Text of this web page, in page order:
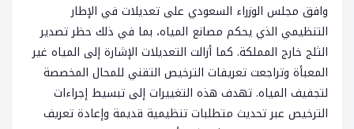
وافق مجلس الوزراء السعودي على تعديلات في الإطار
التنظيمي الذي يحكم مصانع المياه، بما في ذلك حظر تصدير
الثلج خارج المملكة. كما أزالت التعديلات الإشارة إلى المياه غير
المعبأة وتراجعت تعريفات الترخيص التقني للمحال المخصصة
لتجفيف المياه. تهدف هذه التغييرات إلى تبسيط إجراءات
الترخيص عبر تحديث متطلبات تنظيمية قديمة وإعادة تعريف